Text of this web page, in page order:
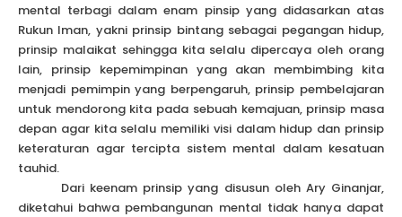
mental terbagi dalam enam pinsip yang didasarkan atas
Rukun Iman, yakni prinsip bintang sebagai pegangan hidup,
prinsip malaikat sehingga kita selalu dipercaya oleh orang
lain, prinsip kepemimpinan yang akan membimbing kita
menjadi pemimpin yang berpengaruh, prinsip pembelajaran
untuk mendorong kita pada sebuah kemajuan, prinsip masa
depan agar kita selalu memiliki visi dalam hidup dan prinsip
keteraturan agar tercipta sistem mental dalam kesatuan
tauhid.
Dari keenam prinsip yang disusun oleh Ary Ginanjar,
diketahui bahwa pembangunan mental tidak hanya dapat